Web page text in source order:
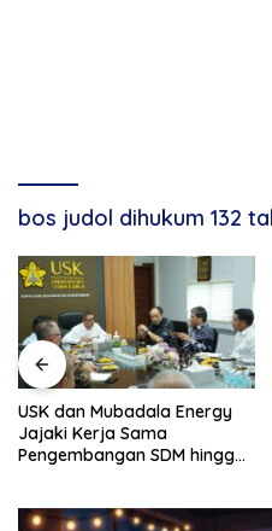
bos judol dihukum 132
USK dan Mubadala Energy
Jajaki Kerja Sama
Pengembangan SDM hingga